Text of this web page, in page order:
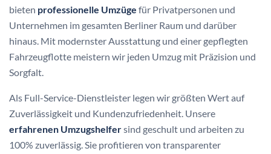
bieten professionelle Umzüge für Privatpersonen und
Unternehmen im gesamten Berliner Raum und darüber
hinaus. Mit modernster Ausstattung und einer gepflegten
Fahrzeugflotte meistern wir jeden Umzug mit Präzision und
Sorgfalt.
Als Full-Service-Dienstleister legen wir größten Wert auf
Zuverlässigkeit und Kundenzufriedenheit. Unsere
erfahrenen Umzugshelfersind geschult und arbeiten zu
100% zuverlässig. Sie profitieren von transparenter